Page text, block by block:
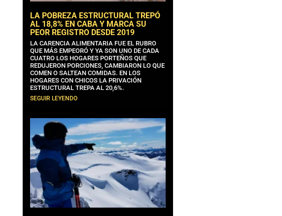
LA POBREZA ESTRUCTURAL TREPÓ
AL 18,8% EN CABA Y MARCA SU
PEOR REGISTRO DESDE 2019
LA CARENCIA ALIMENTARIA FUE EL RUBRO
QUE MÁS EMPEORÓ Y YA SON UNO DE CADA
CUATRO LOS HOGARES PORTEÑOS QUE
REDUJERON PORCIONES, CAMBIARON LO QUE
COMEN O SALTEAN COMIDAS. EN LOS
HOGARES CON CHICOS LA PRIVACIÓN
ESTRUCTURAL TREPA AL 20,6%.
SEGUIR LEYENDO